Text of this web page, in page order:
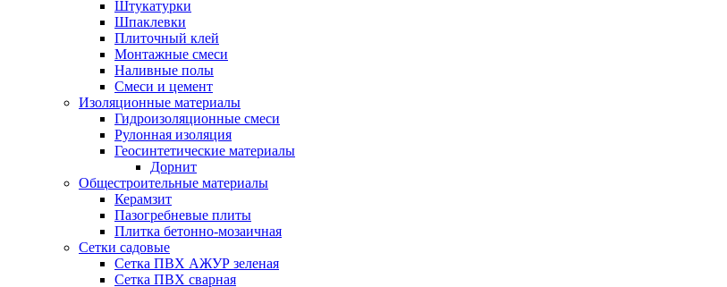
Штукатурки
Шпаклевки
Плиточный клей
Монтажные смеси
Наливные полы
Смеси и цемент
Изоляционные материалы
Гидроизоляционные смеси
Рулонная изоляция
Геосинтетические материалы
Дорнит
Общестроительные материалы
Керамзит
Пазогребневые плиты
Плитка бетонно-мозаичная
Сетки садовые
Сетка ПВХ АЖУР зеленая
Сетка ПВХ сварная